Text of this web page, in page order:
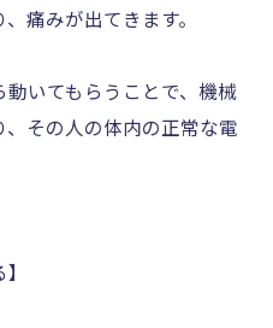
痛みが出てきます。
いてもらうことで、機械
その人の体内の正常な電